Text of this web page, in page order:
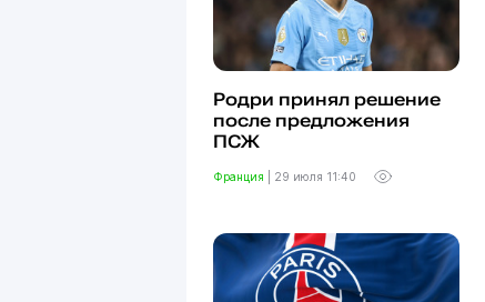
Родри принял решение
после предложения
ПСЖ
Франция 29 июля 11:40